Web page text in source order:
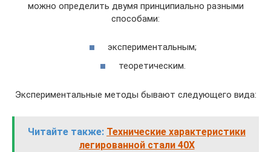
можно определить двумя принципиально разными
способами:
экспериментальным;
теоретическим.
Экспериментальные методы бывают следующего вида:
Читайте также: Технические характеристики
легированной стали 40Х